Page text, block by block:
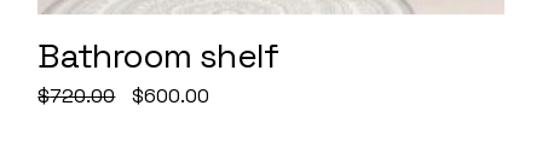
Bathroom shelf
$720.00 El
precio
$600.00